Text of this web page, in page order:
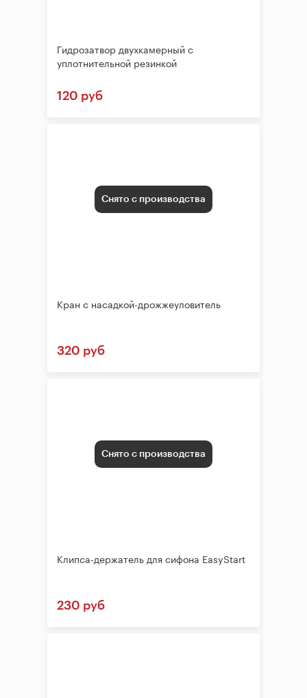
Гидрозатвор двухкамерный с
уплотнительной резинкой
120 руб
Снято с производства
Кран с насадкой-дрожжеуловитель
320 руб
Снято с производства
Клипса-держатель для сифона EasyStart
230 руб